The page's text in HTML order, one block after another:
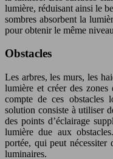
lumière, réduisant ainsi le
sombres absorbent la
pour obtenir le même
Obstacles
Les arbres, les murs, les
lumière et créer des zones
compte de ces obstacles
solution consiste à utiliser
des points d’éclairage
lumière due aux
portée, qui peut nécessiter
luminaires.